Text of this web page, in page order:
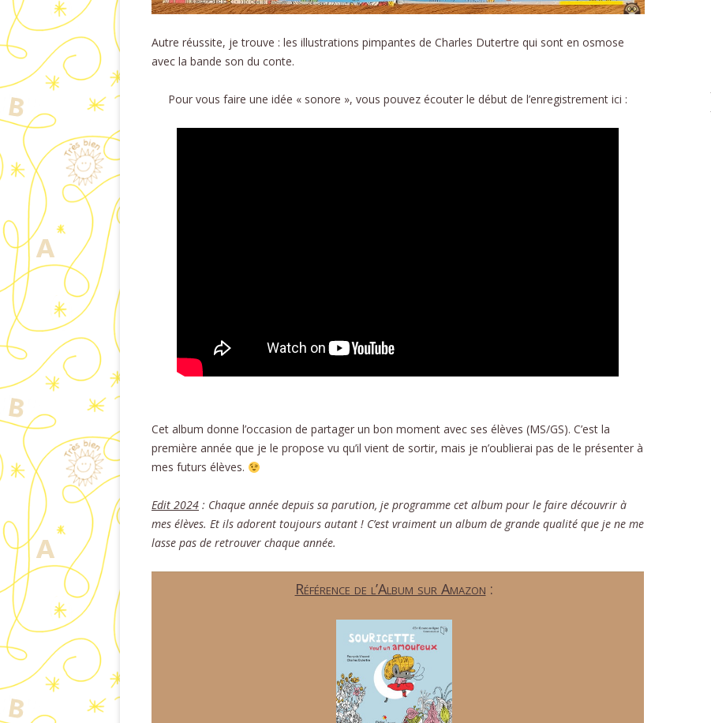
Autre réussite, je trouve : les illustrations pimpantes de Charles Dutertre qui sont en osmose
avec la bande son du conte.
Pour vous faire une idée « sonore », vous pouvez écouter le début de l’enregistrement ici :
Cet album donne l’occasion de partager un bon moment avec ses élèves (MS/GS). C’est la
première année que je le propose vu qu’il vient de sortir, mais je n’oublierai pas de le présenter à
mes futurs élèves.
Edit 2024 : Chaque année depuis sa parution, je programme cet album pour le faire découvrir à
mes élèves. Et ils adorent toujours autant ! C’est vraiment un album de grande qualité que je ne me
lasse pas de retrouver chaque année.
Référence de l’Album sur Amazon :